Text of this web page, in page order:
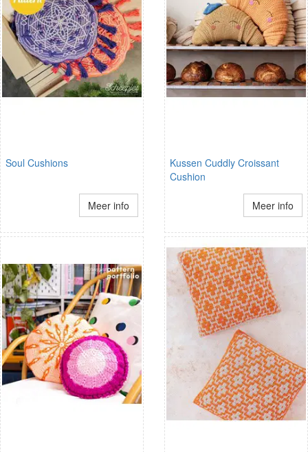
Soul Cushions
Meer info
Kussen Cuddly Croissant
Cushion
Meer info